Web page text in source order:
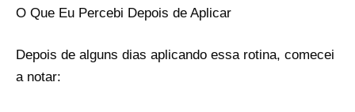
O Que Eu Percebi Depois de Aplicar
Depois de alguns dias aplicando essa rotina, comecei
a notar: